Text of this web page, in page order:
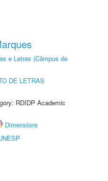
e Letras (Câmpus de
DE LETRAS
RDIDP Academic
Dimensions